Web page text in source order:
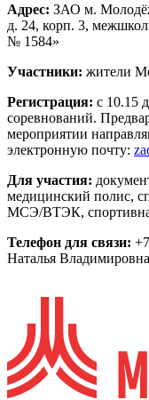
Адрес: ЗАО м.
д. 24, корп. 3,
№ 1584»
Участники: жители
Регистрация: с 10.15
соревнований.
мероприятии
электронную почту:
Для участия:
медицинский полис,
МСЭ/ВТЭК,
Телефон для связи:
Наталья